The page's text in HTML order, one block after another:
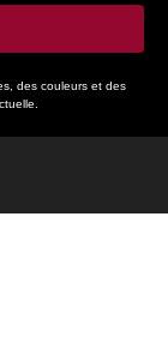
des couleurs et des